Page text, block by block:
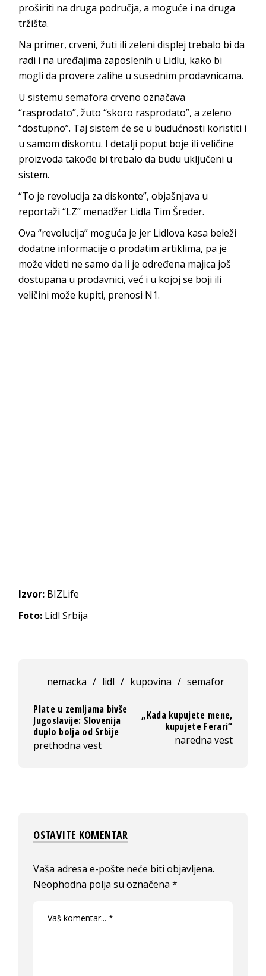
proširiti na druga područja, a moguće i na druga
tržišta.
Na primer, crveni, žuti ili zeleni displej trebalo bi da
radi i na uređajima zaposlenih u Lidlu, kako bi
mogli da provere zalihe u susednim prodavnicama.
U sistemu semafora crveno označava
“rasprodato”, žuto “skoro rasprodato”, a zeleno
“dostupno”. Taj sistem će se u budućnosti koristiti i
u samom diskontu. I detalji poput boje ili veličine
proizvoda takođe bi trebalo da budu uključeni u
sistem.
“To je revolucija za diskonte”, objašnjava u
reportaži “LZ” menadžer Lidla Tim Šreder.
Ova “revolucija” moguća je jer Lidlova kasa beleži
dodatne informacije o prodatim artiklima, pa je
može videti ne samo da li je određena majica još
dostupana u prodavnici, već i u kojoj se boji ili
veličini može kupiti, prenosi N1.
Izvor: BIZLife
Foto: Lidl Srbija
nemacka / lidl / kupovina / semafor
Plate u zemljama bivše
Jugoslavije: Slovenija
duplo bolja od Srbije
prethodna vest
„Kada kupujete mene,
kupujete Ferari“
naredna vest
OSTAVITE KOMENTAR
Vaša adresa e-pošte neće biti objavljena.
Neophodna polja su označena*